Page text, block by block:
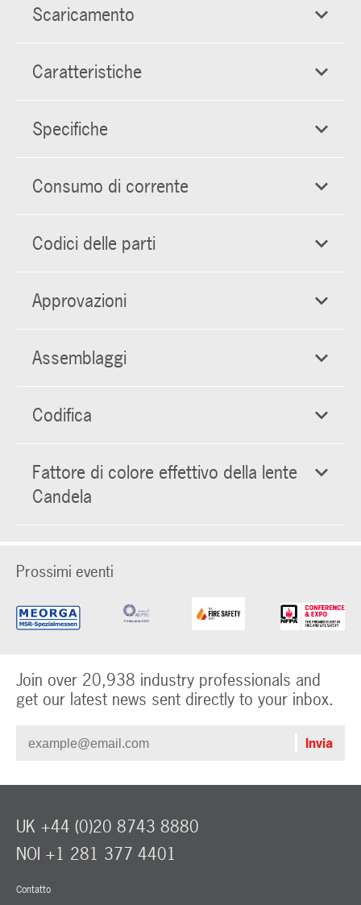
Scaricamento
Caratteristiche
Specifiche
Consumo di corrente
Codici delle parti
Approvazioni
Assemblaggi
Codifica
Fattore di colore effettivo della lente
Candela
Prossimi eventi
Join over 20,938 industry professionals and
get our latest news sent directly to your inbox.
Contatto
UK +44 (0)20 8743 8880
NOI +1 281 377 4401